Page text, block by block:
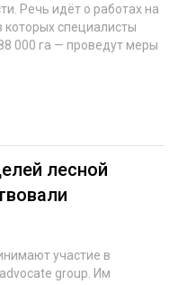
Речь идёт о работах на
которых специалисты
000 га — проведут меры
лесной
участие в
group. Им